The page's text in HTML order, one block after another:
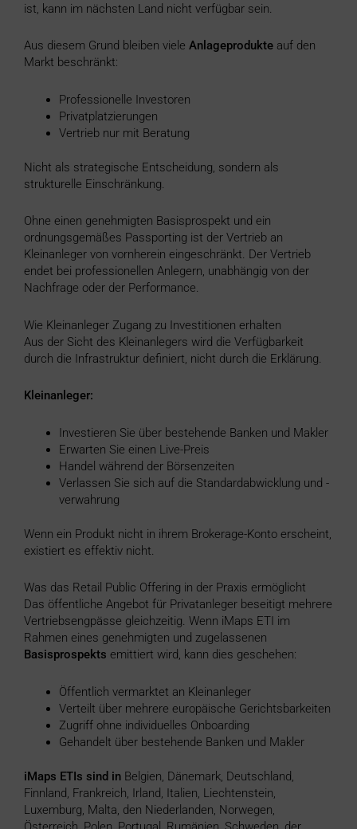
ist, kann im nächsten Land nicht verfügbar sein.
Aus diesem Grund bleiben viele Anlageprodukte auf den
Markt beschränkt:
Professionelle Investoren
Privatplatzierungen
Vertrieb nur mit Beratung
Nicht als strategische Entscheidung, sondern als
strukturelle Einschränkung.
Ohne einen genehmigten Basisprospekt und ein
ordnungsgemäßes Passporting ist der Vertrieb an
Kleinanleger von vornherein eingeschränkt. Der Vertrieb
endet bei professionellen Anlegern, unabhängig von der
Nachfrage oder der Performance.
Wie Kleinanleger Zugang zu Investitionen erhalten
Aus der Sicht des Kleinanlegers wird die Verfügbarkeit
durch die Infrastruktur definiert, nicht durch die Erklärung.
Kleinanleger:
Investieren Sie über bestehende Banken und Makler
Erwarten Sie einen Live-Preis
Handel während der Börsenzeiten
Verlassen Sie sich auf die Standardabwicklung und -
verwahrung
Wenn ein Produkt nicht in ihrem Brokerage-Konto erscheint,
existiert es effektiv nicht.
Was das Retail Public Offering in der Praxis ermöglicht
Das öffentliche Angebot für Privatanleger beseitigt mehrere
Vertriebsengpässe gleichzeitig. Wenn iMaps ETI im
Rahmen eines genehmigten und zugelassenen
Basisprospekts emittiert wird, kann dies geschehen:
Öffentlich vermarktet an Kleinanleger
Verteilt über mehrere europäische Gerichtsbarkeiten
Zugriff ohne individuelles Onboarding
Gehandelt über bestehende Banken und Makler
iMaps ETIs sind in Belgien, Dänemark, Deutschland,
Finnland, Frankreich, Irland, Italien, Liechtenstein,
Luxemburg, Malta, den Niederlanden, Norwegen,